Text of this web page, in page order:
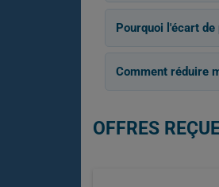
Pourquoi l'écart
Comment réduire
OFFRES